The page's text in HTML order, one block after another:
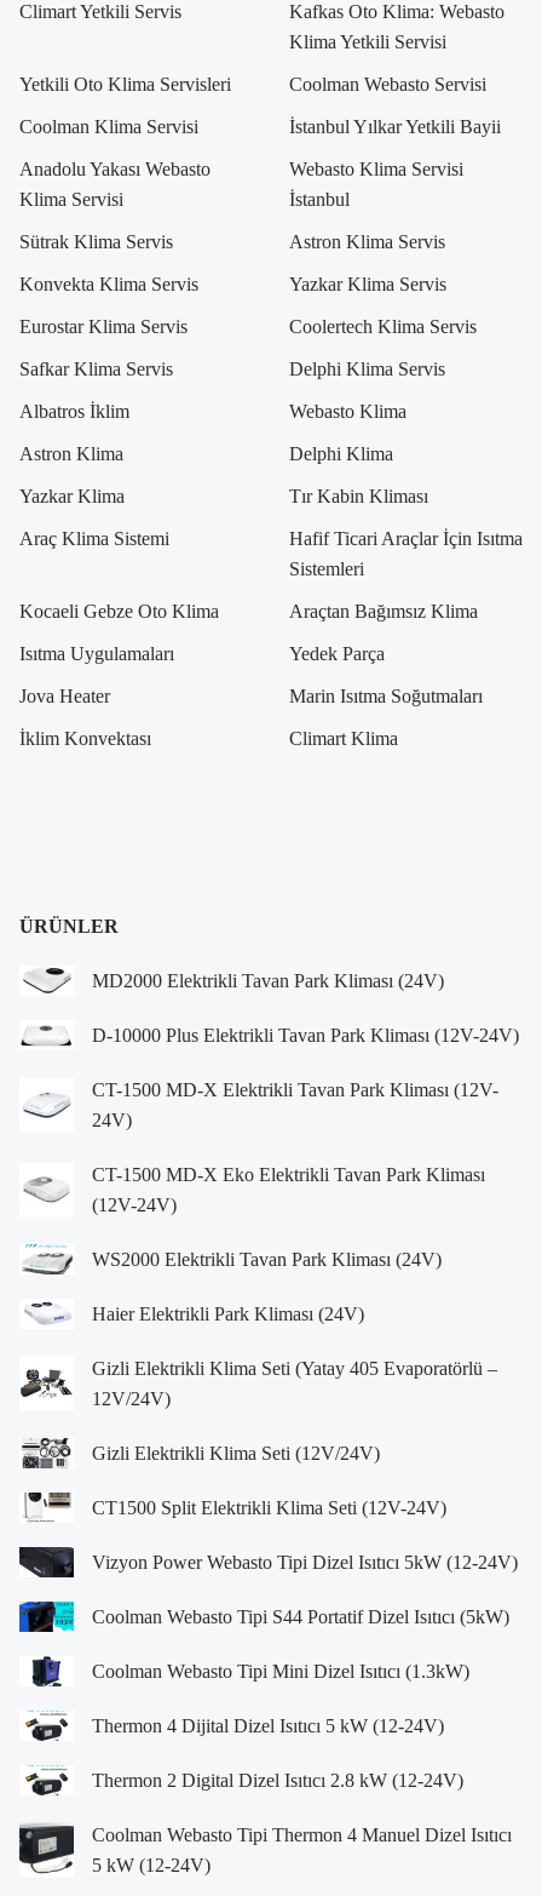
Climart Yetkili Servis
Kafkas Oto Klima: Webasto
Klima Yetkili Servisi
Yetkili Oto Klima Servisleri Coolman Webasto Servisi
Coolman Klima Servisi İstanbul Yılkar Yetkili Bayii
Anadolu Yakası Webasto
Klima Servisi
Webasto Klima Servisi
İstanbul
Sütrak Klima Servis Astron Klima Servis
Konvekta Klima Servis Yazkar Klima Servis
Eurostar Klima Servis Coolertech Klima Servis
Safkar Klima Servis Delphi Klima Servis
Albatros İklim Webasto Klima
Astron Klima Delphi Klima
Yazkar Klima Tır Kabin Kliması
Araç Klima Sistemi
Hafif Ticari Araçlar İçin Isıtma
Sistemleri
Kocaeli Gebze Oto Klima Araçtan Bağımsız Klima
Isıtma Uygulamaları Yedek Parça
Jova Heater Marin Isıtma Soğutmaları
İklim Konvektası Climart Klima
ÜRÜNLER
MD2000 Elektrikli Tavan Park Kliması (24V)
D-10000 Plus Elektrikli Tavan Park Kliması (12V-24V)
CT-1500 MD-X Elektrikli Tavan Park Kliması (12V-
24V)
CT-1500 MD-X Eko Elektrikli Tavan Park Kliması
(12V-24V)
WS2000 Elektrikli Tavan Park Kliması (24V)
Haier Elektrikli Park Kliması (24V)
Gizli Elektrikli Klima Seti (Yatay 405 Evaporatörlü –
12V/24V)
Gizli Elektrikli Klima Seti (12V/24V)
CT1500 Split Elektrikli Klima Seti (12V-24V)
Vizyon Power Webasto Tipi Dizel Isıtıcı 5kW (12-24V)
Coolman Webasto Tipi S44 Portatif Dizel Isıtıcı (5kW)
Coolman Webasto Tipi Mini Dizel Isıtıcı (1.3kW)
Thermon 4 Dijital Dizel Isıtıcı 5 kW (12-24V)
Thermon 2 Digital Dizel Isıtıcı 2.8 kW (12-24V)
Coolman Webasto Tipi Thermon 4 Manuel Dizel Isıtıcı
5 kW (12-24V)